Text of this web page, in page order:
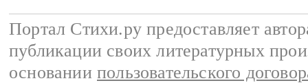
Портал Стихи.ру предоставляет
публикации своих литературных
основании пользовательского